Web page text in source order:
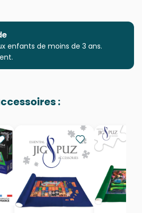
Clementoni, le Puzzle
8005125293094
180 pièces
48 x 33 cm
enfants de moins de 3 ans.
: